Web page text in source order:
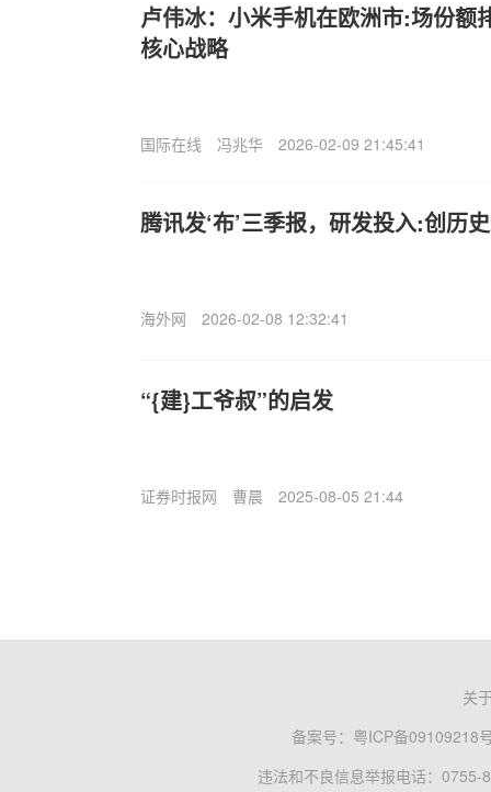
卢伟冰：小米手机在欧洲市:场份额
核心战略
国际在线 冯兆华 2026-02-09 21:45:41
腾讯发‘布’三季报，研发投入:创历
海外网 2026-02-08 12:32:41
“{建}工爷叔”的启发
证券时报网 曹晨 2025-08-05 21:44
关
备案号： 粤ICP备09109218
违法和不良信息举报电话：0755-